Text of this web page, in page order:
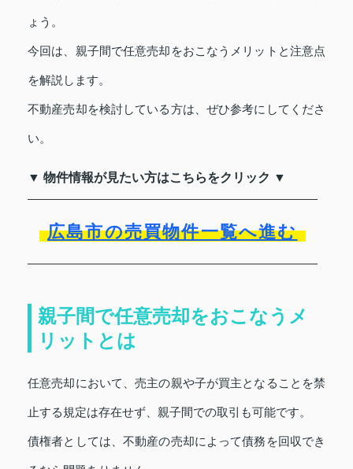
ょう。
今回は、親子間で任意売却をおこなうメリットと注意点
を解説します。
不動産売却を検討している方は、ぜひ参考にしてくださ
い。
▼ 物件情報が見たい方はこちらをクリック ▼
広島市の売買物件一覧へ進む
親子間で任意売却をおこなうメ
リットとは
任意売却において、売主の親や子が買主となることを禁
止する規定は存在せず、親子間での取引も可能です。
債権者としては、不動産の売却によって債務を回収でき